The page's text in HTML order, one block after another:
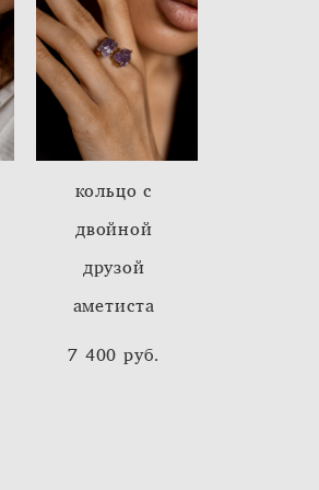
кольцо с
двойной
друзой
аметиста
7 400 pуб.